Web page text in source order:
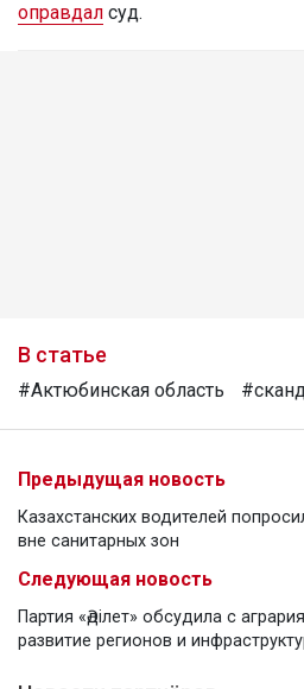
оправдал суд.
В статье
#Актюбинская область
Предыдущая новость
Казахстанских водителей
вне санитарных зон
Следующая новость
Партия «Әділет» обсудила с
развитие регионов и